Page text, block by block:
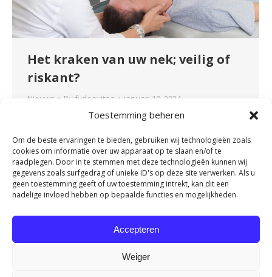
Toestemming beheren
Om de beste ervaringen te bieden, gebruiken wij technologieën zoals
cookies om informatie over uw apparaat op te slaan en/of te
raadplegen. Door in te stemmen met deze technologieën kunnen wij
gegevens zoals surfgedrag of unieke ID's op deze site verwerken. Als u
geen toestemming geeft of uw toestemming intrekt, kan dit een
nadelige invloed hebben op bepaalde functies en mogelijkheden.
Accepteren
Weiger
Het kraken van uw nek; veilig of
riskant?
Nieuws Byfydeevitae januari 10, 2024
Het kraken van gewrichten is een veel
knokkels, vingers, tenen, rug en zelfs onze nek.
Maar niet iedereen doet het om dezelfde reden.
Sommigen van ons doen dit om de druk die we
voelen in onze schouders of nek te